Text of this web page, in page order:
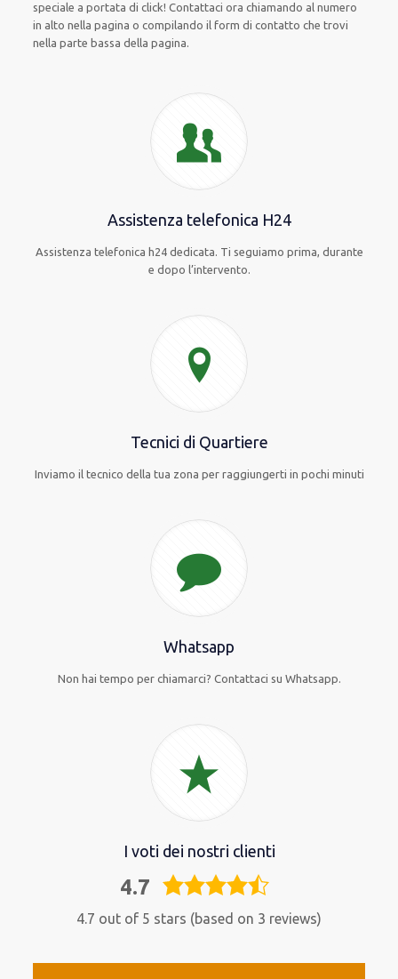
speciale a portata di click! Contattaci ora chiamando al numero
in alto nella pagina o compilando il form di contatto che trovi
nella parte bassa della pagina.
Assistenza telefonica H24
Assistenza telefonica h24 dedicata. Ti seguiamo prima, durante
e dopo l’intervento.
Tecnici di Quartiere
Inviamo il tecnico della tua zona per raggiungerti in pochi minuti
Whatsapp
Non hai tempo per chiamarci? Contattaci su Whatsapp.
I voti dei nostri clienti
4.7
4,7
4.7 out of 5 stars (based on 3 reviews)